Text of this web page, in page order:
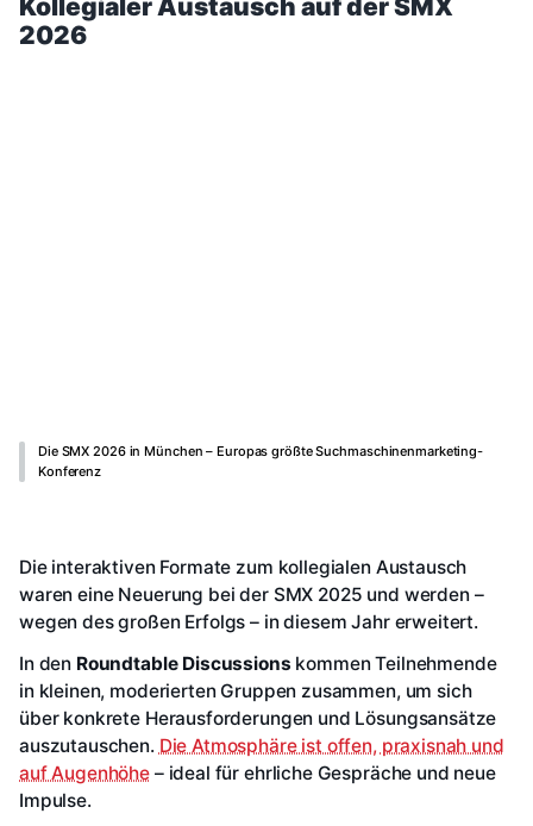
Kollegialer Austausch auf der SMX
2026
Die SMX 2026 in München – Europas größte Suchmaschinenmarketing-
Konferenz
Die interaktiven Formate zum kollegialen Austausch
waren eine Neuerung bei der SMX 2025 und werden –
wegen des großen Erfolgs – in diesem Jahr erweitert.
In den Roundtable Discussions kommen Teilnehmende
in kleinen, moderierten Gruppen zusammen, um sich
über konkrete Herausforderungen und Lösungsansätze
auszutauschen. Die Atmosphäre ist offen, praxisnah und
auf Augenhöhe – ideal für ehrliche Gespräche und neue
Impulse.